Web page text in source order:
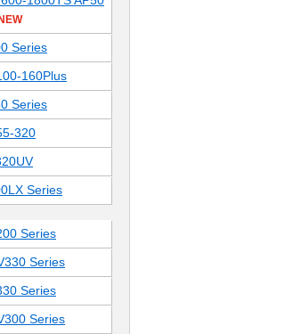
NEW
Series
160Plus
Series
320
Series
Series
Series
Series
Series